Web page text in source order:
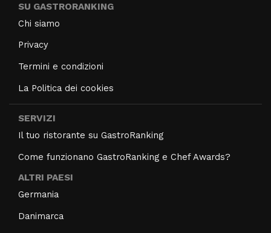
SU GASTRORANKING
Chi siamo
Privacy
Termini e condizioni
La Politica dei cookies
SERVIZI
Il tuo ristorante su GastroRanking
Come funzionano GastroRanking e Chef Awards?
ALTRI PAESI
Germania
Danimarca